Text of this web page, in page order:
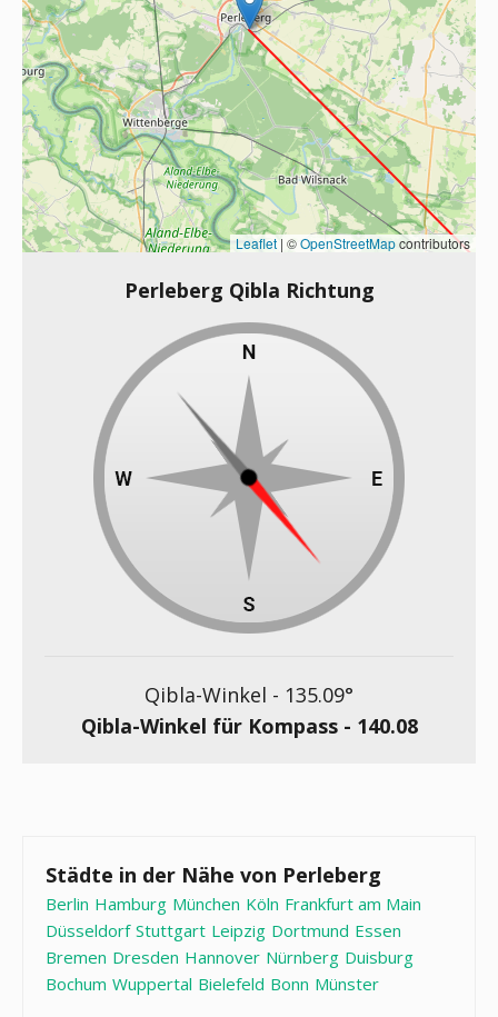
Leaflet | ©OpenStreetMapcontributors
Perleberg Qibla Richtung
Qibla-Winkel - 135.09°
Qibla-Winkel für Kompass - 140.08
Städte in der Nähe von Perleberg
Berlin Hamburg München Köln Frankfurt am Main
Düsseldorf Stuttgart Leipzig Dortmund Essen
Bremen Dresden Hannover Nürnberg Duisburg
Bochum Wuppertal Bielefeld Bonn Münster